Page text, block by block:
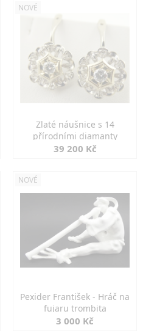
NOVÉ
Zlaté náušnice s 14
přírodními diamanty
39 200 Kč
NOVÉ
Pexider František - Hráč na
fujaru trombita
3 000 Kč